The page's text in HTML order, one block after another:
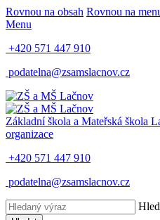
Rovnou na obsah Rovnou na
Menu
+420 571 447 910
podatelna@zsamslacnov.cz
Základní škola a Mateřská škola
organizace
+420 571 447 910
podatelna@zsamslacnov.cz